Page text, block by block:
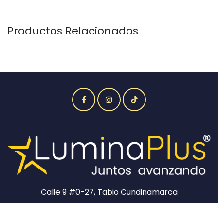
Productos Relacionados
Calle 9 #0-27, Tabio Cundinamarca